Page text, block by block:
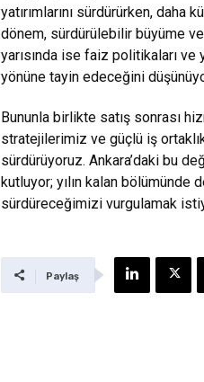
yatırımlarını sürdürürken, daha
dönem, sürdürülebilir büyüme
yarısında ise faiz politikaları ve
yönüne tayin edeceğini
Bununla birlikte satış sonrası
stratejilerimiz ve güçlü iş
sürdürüyoruz. Ankara’daki bu
kutluyor; yılın kalan bölümünde
sürdüreceğimizi vurgulamak
Paylaş